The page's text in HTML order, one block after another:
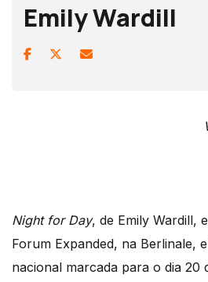
Emily Wardill
Night for Day, de Emily Wardill,
Forum Expanded, na Berlinale,
nacional marcada para o dia 20